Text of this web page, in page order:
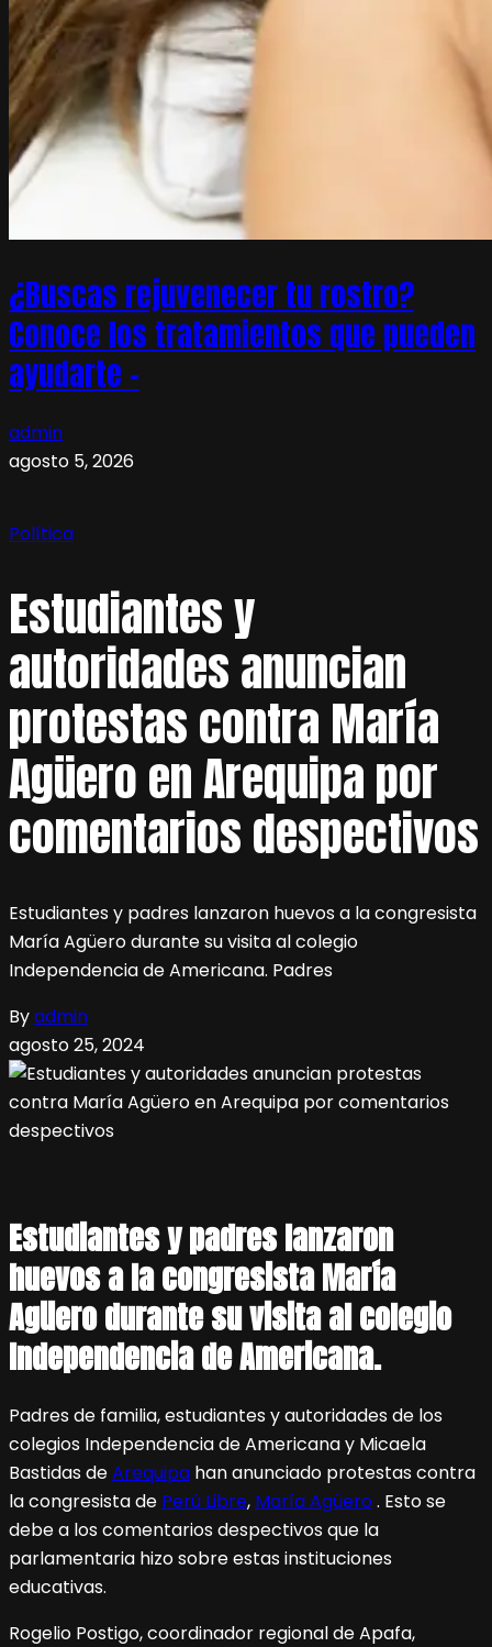
¿Buscas rejuvenecer tu rostro?
Conoce los tratamientos que pueden
ayudarte –
admin
agosto 5, 2026
Política
Estudiantes y
autoridades anuncian
protestas contra María
Agüero en Arequipa por
comentarios despectivos
Estudiantes y padres lanzaron huevos a la congresista
María Agüero durante su visita al colegio
Independencia de Americana. Padres
Byadmin
agosto 25, 2024
Estudiantes y padres lanzaron
huevos a la congresista María
Agüero durante su visita al colegio
Independencia de Americana.
Padres de familia, estudiantes y autoridades de los
colegios Independencia de Americana y Micaela
Bastidas deArequipa han anunciado protestas contra
la congresista de Perú Libre, María Agüero . Esto se
debe a los comentarios despectivos que la
parlamentaria hizo sobre estas instituciones
educativas.
Rogelio Postigo, coordinador regional de Apafa,